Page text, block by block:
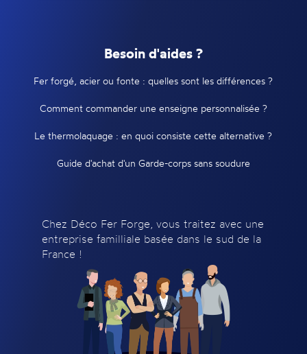
Besoin d'aides ?
Fer forgé, acier ou fonte : quelles sont les différences ?
Comment commander une enseigne personnalisée ?
Le thermolaquage : en quoi consiste cette alternative ?
Guide d'achat d'un Garde-corps sans soudure
Chez Déco Fer Forge, vous traitez avec une
entreprise familliale basée dans le sud de la
France !